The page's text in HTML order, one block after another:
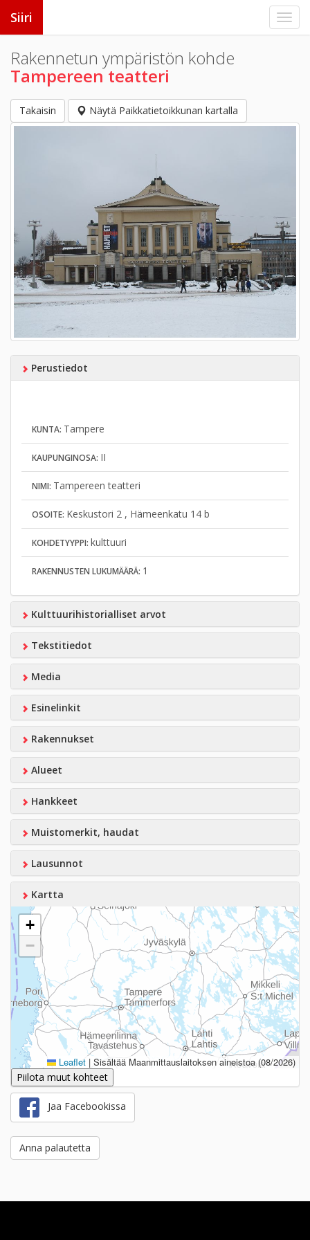
Siiri
Rakennetun ympäristön kohde
Tampereen teatteri
Takaisin Näytä Paikkatietoikkunan kartalla
Perustiedot
KUNTA: Tampere
KAUPUNGINOSA: II
NIMI: Tampereen teatteri
OSOITE: Keskustori 2 , Hämeenkatu 14 b
KOHDETYYPPI: kulttuuri
RAKENNUSTEN LUKUMÄÄRÄ: 1
Kulttuurihistorialliset arvot
Tekstitiedot
Media
Esinelinkit
Rakennukset
Alueet
Hankkeet
Muistomerkit, haudat
Lausunnot
Kartta
+
−
Leaflet | Sisältää Maanmittauslaitoksen aineistoa (08/2026)
Piilota muut kohteet
Jaa Facebookissa
Anna palautetta